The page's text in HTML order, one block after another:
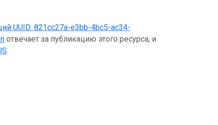
UUID:821cc27a-e3bb-4bc5-ac34-
отвечает за публикацию этого ресурса, и
.